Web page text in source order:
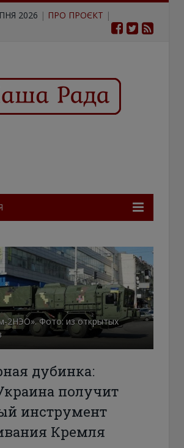
2026 | ПРО ПРОЄКТ |
2НЭО». Фото: из открытых
дубинка:
получит
инструмент
Кремля